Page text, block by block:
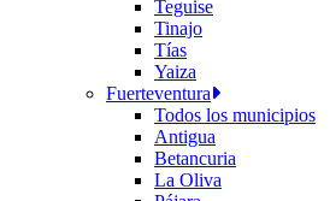
Teguise
Tinajo
Tías
Yaiza
Fuerteventura
Todos los municipios
Antigua
Betancuria
La Oliva